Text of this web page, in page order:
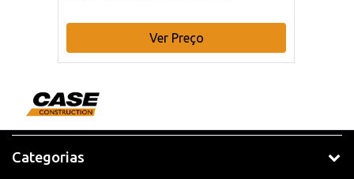
Ver Preço
Categorias